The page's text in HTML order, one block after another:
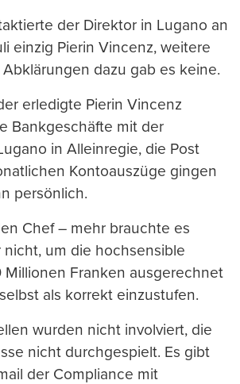
der Direktor in Lugano an
einzig Pierin Vincenz, weitere
dazu gab es keine.
erledigte Pierin Vincenz
Bankgeschäfte mit der
in Alleinregie, die Post
Kontoauszüge gingen
persönlich.
Chef – mehr brauchte es
nicht, um die hochsensible
Millionen Franken ausgerechnet
als korrekt einzustufen.
wurden nicht involviert, die
nicht durchgespielt. Es gibt
der Compliance mit